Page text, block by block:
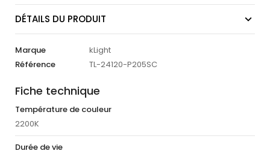
DÉTAILS DU PRODUIT
Marque
kLight
Référence
TL-24120-P205SC
Fiche technique
Température de couleur
2200K
Durée de vie